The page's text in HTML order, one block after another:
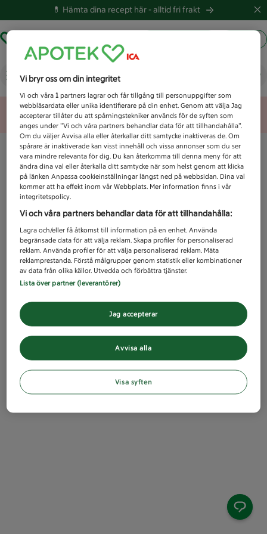
💊 Hämta dina recept här -alltid fri frakt
Vad letar du efter idag?
Unknown error
Vi bryr oss om din integritet
Vi och våra1 partners lagrar och får tillgång till personuppgifter som
webbläsardata eller unika identifierare på din enhet. Genom att välja Jag
accepterar tillåter du att spårningstekniker används för de syften som
anges under ”Vi och våra partners behandlar data för att tillhandahålla”.
Om du väljer Avvisa alla eller återkallar ditt samtycke inaktiveras de. Om
spårare är inaktiverade kan visst innehåll och vissa annonser som du ser
vara mindre relevanta för dig. Du kan återkomma till denna meny för att
ändra dina val eller återkalla ditt samtycke när som helst genom att klicka
på länken Anpassa cookieinställningar längst ned på webbsidan. Dina val
kommer att ha effekt inom vår Webbplats. Mer information finns i vår
integritetspolicy.
Vi och våra partners behandlar data för att tillhandahålla:
Lagra och/eller få åtkomst till information på en enhet. Använda
begränsade data för att välja reklam. Skapa profiler för personaliserad
reklam. Använda profiler för att välja personaliserad reklam. Mäta
reklamprestanda. Förstå målgrupper genom statistik eller kombinationer
av data från olika källor. Utveckla och förbättra tjänster.
Lista över partner (leverantörer)
Avvisa alla
Jag accepterar
Visa syften